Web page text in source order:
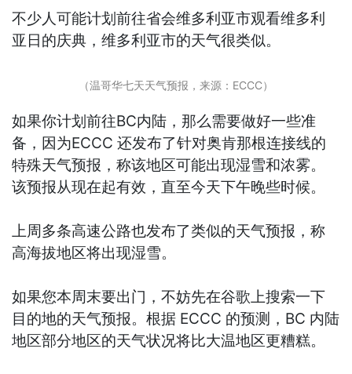
不少人可能计划前往省会维多利亚市观看维多利
亚日的庆典，维多利亚市的天气很类似。
（温哥华七天天气预报，来源：ECCC）
如果你计划前往BC内陆，那么需要做好一些准
备，因为ECCC 还发布了针对奥肯那根连接线的
特殊天气预报，称该地区可能出现湿雪和浓雾。
该预报从现在起有效，直至今天下午晚些时候。
上周多条高速公路也发布了类似的天气预报，称
高海拔地区将出现湿雪。
如果您本周末要出门，不妨先在谷歌上搜索一下
目的地的天气预报。根据 ECCC 的预测，BC 内陆
地区部分地区的天气状况将比大温地区更糟糕。